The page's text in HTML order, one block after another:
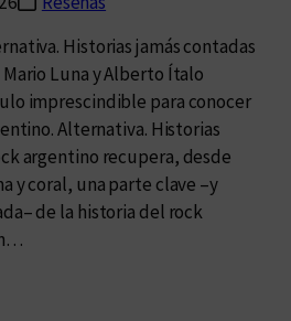
Historias jamás contadas
Luna y Alberto Ítalo
imprescindible para conocer
Alternativa. Historias
argentino recupera, desde
y coral, una parte clave –y
de la historia del rock